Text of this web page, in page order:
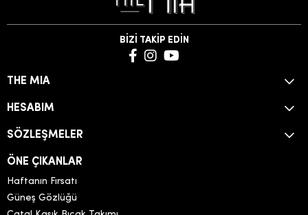
BİZİ TAKİP EDİN
THE MIA
HESABIM
SÖZLEŞMELER
ÖNE ÇIKANLAR
Haftanın Fırsatı
Güneş Gözlüğü